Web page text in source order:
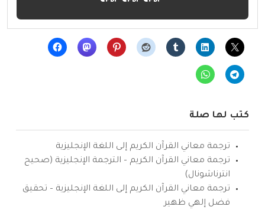
كتب لها صلة
ترجمة معاني القرآن الكريم إلى اللغة الإنجليزية
ترجمة معاني القرآن الكريم – الترجمة الإنجليزية (صحيح
انترناشونال)
ترجمة معاني القرآن الكريم إلى اللغة الإنجليزية – تحقيق
فضل إلهي ظهير